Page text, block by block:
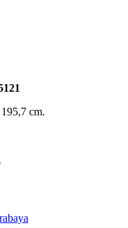
cm.